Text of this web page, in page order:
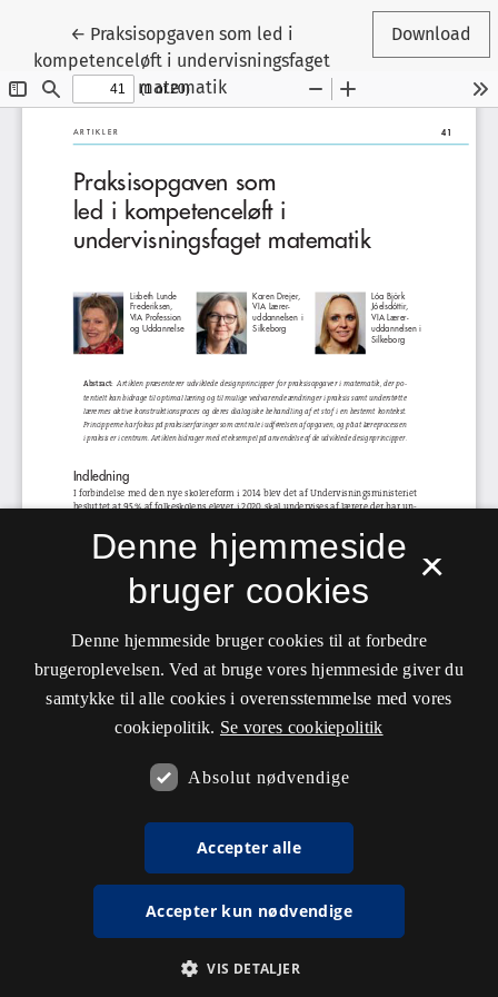
← Tilbage til artikeldetaljer
Praksisopgaven som led i
kompetenceløft i undervisningsfaget
matematik
Download
×
Denne hjemmeside
bruger cookies
Denne hjemmeside bruger cookies til at forbedre
brugeroplevelsen. Ved at bruge vores hjemmeside giver du
samtykke til alle cookies i overensstemmelse med vores
cookiepolitik. Se vores cookiepolitik
Absolut nødvendige
Accepter alle
Accepter kun nødvendige
VIS DETALJER